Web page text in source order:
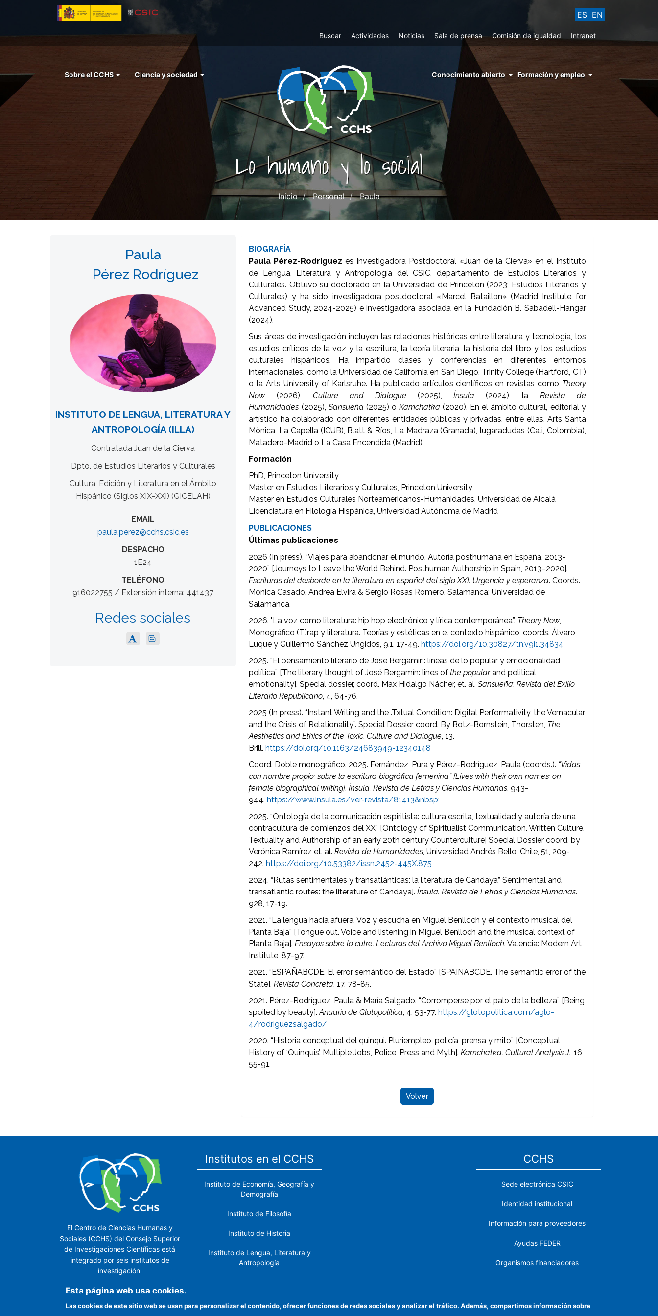
principal
ES EN
Top
Buscar Actividades Noticias Sala de prensa Comisión de igualdad Intranet
Menu
Sobre el CCHS Ciencia y sociedad
menu
conocimiento
abierto
Conocimiento abierto Formación y empleo
Lo humano y lo social
Inicio Personal Paula
Paula
Pérez Rodríguez
INSTITUTO DE LENGUA, LITERATURA Y
ANTROPOLOGÍA (ILLA)
Contratada Juan de la Cierva
Dpto. de Estudios Literarios y Culturales
Cultura, Edición y Literatura en el Ámbito
Hispánico (Siglos XIX-XXI) (GICELAH)
EMAIL
paula.perez@cchs.csic.es
DESPACHO
1E24
TELÉFONO
916022755 / Extensión interna: 441437
Redes sociales
BIOGRAFÍA
Paula Pérez-Rodríguez es Investigadora Postdoctoral «Juan de la Cierva» en el Instituto
de Lengua, Literatura y Antropología del CSIC, departamento de Estudios Literarios y
Culturales. Obtuvo su doctorado en la Universidad de Princeton (2023; Estudios Literarios y
Culturales) y ha sido investigadora postdoctoral «Marcel Bataillon» (Madrid Institute for
Advanced Study, 2024-2025) e investigadora asociada en la Fundación B. Sabadell-Hangar
(2024).
Sus áreas de investigación incluyen las relaciones históricas entre literatura y tecnología, los
estudios críticos de la voz y la escritura, la teoría literaria, la historia del libro y los estudios
culturales hispánicos. Ha impartido clases y conferencias en diferentes entornos
internacionales, como la Universidad de California en San Diego, Trinity College (Hartford, CT)
o la Arts University of Karlsruhe. Ha publicado artículos científicos en revistas como Theory
Now (2026), Culture and Dialogue (2025),Ínsula (2024), la Revista de
Humanidades (2025), Sansueña (2025) o Kamchatka(2020). En el ámbito cultural, editorial y
artístico ha colaborado con diferentes entidades públicas y privadas, entre ellas, Arts Santa
Mònica, La Capella (ICUB), Blatt & Ríos, La Madraza (Granada), lugaradudas (Cali, Colombia),
Matadero-Madrid o La Casa Encendida (Madrid).
Formación
PhD, Princeton University
Máster en Estudios Literarios y Culturales, Princeton University
Máster en Estudios Culturales Norteamericanos-Humanidades, Universidad de Alcalá
Licenciatura en Filología Hispánica, Universidad Autónoma de Madrid
PUBLICACIONES
​​​​​​Últimas publicaciones
2026 (In press). “Viajes para abandonar el mundo. Autoría posthumana en España, 2013-
2020” [Journeys to Leave the World Behind. Posthuman Authorship in Spain, 2013–2020].
Escrituras del desborde en la literatura en español del siglo XXI: Urgencia y esperanza. Coords.
Mónica Casado, Andrea Elvira & Sergio Rosas Romero. Salamanca: Universidad de
Salamanca.
2026. "La voz como literatura: hip hop electrónico y lírica contemporánea”. Theory Now,
Monográfico (T)rap y literatura. Teorías y estéticas en el contexto hispánico, coords. Álvaro
Luque y Guillermo Sánchez Ungidos, 9.1, 17-49.https://doi.org/10.30827/tn.v9i1.34834
2025. “El pensamiento literario de José Bergamín: líneas de lo popular y emocionalidad
política” [The literary thought of José Bergamín: lines ofthe popularand political
emotionality]. Special dossier, coord. Max Hidalgo Nácher, et. al.Sansueña:Revista del Exilio
Literario Republicano, 4, 64-76.
2025 (In press). “Instant Writing and the .Txtual Condition: Digital Performativity, the Vernacular
and the Crisis of Relationality”. Special Dossier coord. By Botz-Bornstein, Thorsten, The
Aesthetics and Ethics of the Toxic.Culture and Dialogue, 13.
Brill.https://doi.org/10.1163/24683949-12340148
Coord. Doble monográfico. 2025. Fernández, Pura y Pérez-Rodríguez, Paula (coords.). “Vidas
con nombre propio: sobre la escritura biográfica femenina” [Lives with their own names: on
female biographical writing].Ínsula. Revista de Letras y Ciencias Humanas, 943-
944.https://www.insula.es/ver-revista/81413&nbsp;
2025. “Ontología de la comunicación espiritista: cultura escrita, textualidad y autoría de una
contracultura de comienzos del XX” [Ontology of Spiritualist Communication. Written Culture,
Textuality and Authorship of an early 20th century Counterculture] Special Dossier coord. by
Verónica Ramírez et. al.Revista de Humanidades, Universidad Andrés Bello, Chile, 51, 209-
242.https://doi.org/10.53382/issn.2452-445X.875
2024. “Rutas sentimentales y transatlánticas: la literatura de Candaya” Sentimental and
transatlantic routes: the literature of Candaya].Ínsula. Revista de Letras y Ciencias Humanas.
928, 17-19.
2021. “La lengua hacia afuera. Voz y escucha en Miguel Benlloch y el contexto musical del
Planta Baja” [Tongue out. Voice and listening in Miguel Benlloch and the musical context of
Planta Baja].Ensayos sobre lo cutre. Lecturas del Archivo Miguel Benlloch. Valencia: Modern Art
Institute, 87-97.
2021. “ESPAÑABCDE. El error semántico del Estado” [SPAINABCDE. The semantic error of the
State].Revista Concreta, 17, 78-85.
2021. Pérez-Rodríguez, Paula & María Salgado. “Corromperse por el palo de la belleza” [Being
spoiled by beauty].Anuario de Glotopolítica, 4, 53-77.https://glotopolitica.com/aglo-
4/rodriguezsalgado/
2020. “Historia conceptual del quinqui. Pluriempleo, policía, prensa y mito” [Conceptual
History of ‘Quinquis’. Multiple Jobs, Police, Press and Myth].Kamchatka. Cultural Analysis J., 16,
55-91.
Volver
El Centro de Ciencias Humanas y
Sociales (CCHS) del Consejo Superior
de Investigaciones Científicas está
integrado por seis institutos de
investigación.
Institutos en el CCHS
Instituto de Economía, Geografía y
Demografía
Instituto de Filosofía
Instituto de Historia
Instituto de Lengua, Literatura y
Antropología
Próximo
CCHS
Sede electrónica CSIC
Identidad institucional
Información para proveedores
Ayudas FEDER
Organismos financiadores
Cómo llegar
Esta página web usa cookies.
Las cookies de este sitio web se usan para personalizar el contenido, ofrecer funciones de redes sociales y analizar el tráfico. Además, compartimos información sobre